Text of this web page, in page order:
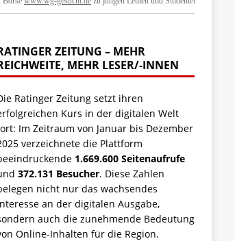
ZEITUNG – MEHR
MEHR LESER/-INNEN
Ratinger Zeitung setzt ihren
Kurs in der digitalen Welt
Im Zeitraum von Januar bis Dezember
verzeichnete die Plattform
1.669.600 Seitenaufrufe
372.131 Besucher. Diese Zahlen
nicht nur das wachsendes
an der digitalen Ausgabe,
auch die zunehmende Bedeutung
Online-Inhalten für die Region.